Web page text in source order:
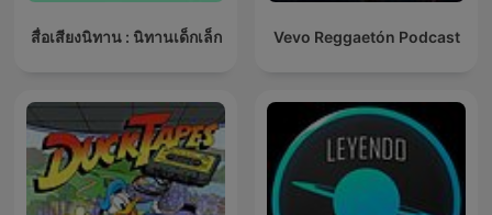
สื่อเสียงนิทาน : นิทานเด็กเล็ก Vevo Reggaetón Podcast